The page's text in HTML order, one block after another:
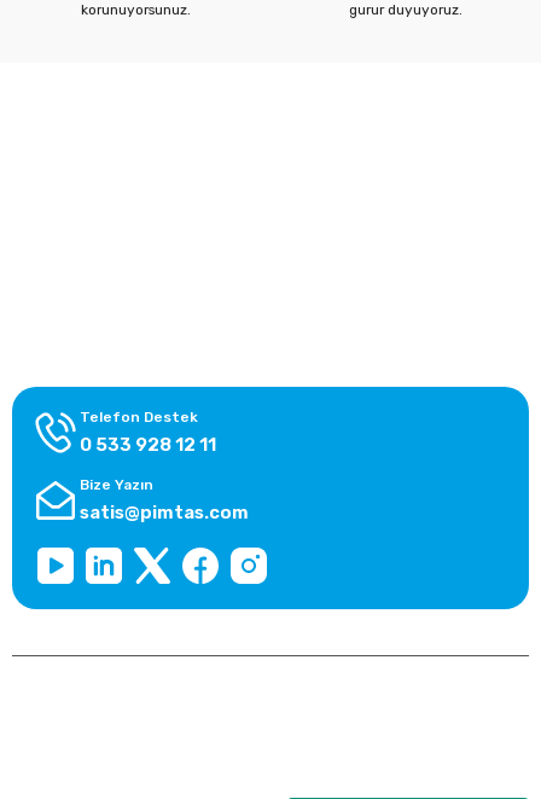
korunuyorsunuz.
gurur duyuyoruz.
Telefon Destek
0 533 928 12 11
Bize Yazın
satis@pimtas.com